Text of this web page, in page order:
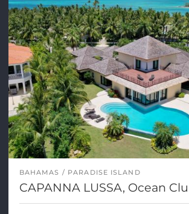
BAHAMAS PARADISE ISLAND
CAPANNA LUSSA, Ocean